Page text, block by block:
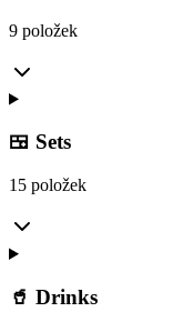
9 položek
🍱 Sets
15 položek
🥤 Drinks